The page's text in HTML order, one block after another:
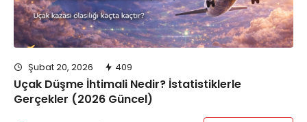
Şubat 20, 2026 409
Uçak Düşme İhtimali Nedir? İstatistiklerle
Gerçekler (2026 Güncel)